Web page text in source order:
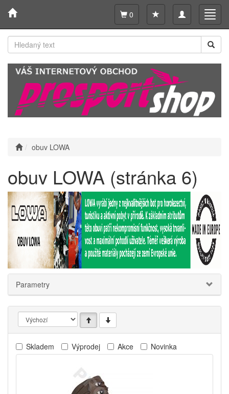
Toggle
navigation
0
obuv LOWA
obuv LOWA (stránka 6)
Parametry
Skladem Výprodej Akce Novinka